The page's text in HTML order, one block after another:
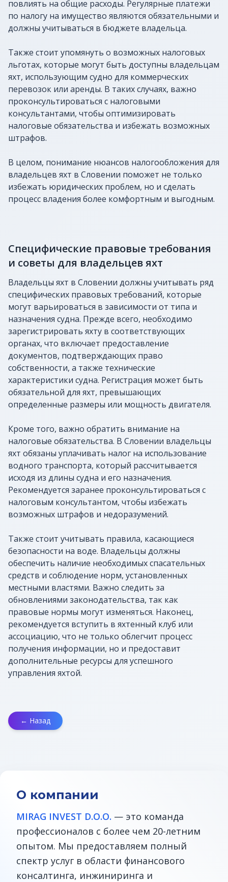
повлиять на общие расходы. Регулярные платежи
по налогу на имущество являются обязательными и
должны учитываться в бюджете владельца.
Также стоит упомянуть о возможных налоговых
льготах, которые могут быть доступны владельцам
яхт, использующим судно для коммерческих
перевозок или аренды. В таких случаях, важно
проконсультироваться с налоговыми
консультантами, чтобы оптимизировать
налоговые обязательства и избежать возможных
штрафов.
В целом, понимание нюансов налогообложения для
владельцев яхт в Словении поможет не только
избежать юридических проблем, но и сделать
процесс владения более комфортным и выгодным.
Специфические правовые требования
и советы для владельцев яхт
Владельцы яхт в Словении должны учитывать ряд
специфических правовых требований, которые
могут варьироваться в зависимости от типа и
назначения судна. Прежде всего, необходимо
зарегистрировать яхту в соответствующих
органах, что включает предоставление
документов, подтверждающих право
собственности, а также технические
характеристики судна. Регистрация может быть
обязательной для яхт, превышающих
определенные размеры или мощность двигателя.
Кроме того, важно обратить внимание на
налоговые обязательства. В Словении владельцы
яхт обязаны уплачивать налог на использование
водного транспорта, который рассчитывается
исходя из длины судна и его назначения.
Рекомендуется заранее проконсультироваться с
налоговым консультантом, чтобы избежать
возможных штрафов и недоразумений.
Также стоит учитывать правила, касающиеся
безопасности на воде. Владельцы должны
обеспечить наличие необходимых спасательных
средств и соблюдение норм, установленных
местными властями. Важно следить за
обновлениями законодательства, так как
правовые нормы могут изменяться. Наконец,
рекомендуется вступить в яхтенный клуб или
ассоциацию, что не только облегчит процесс
получения информации, но и предоставит
дополнительные ресурсы для успешного
управления яхтой.
← Назад
О компании
MIRAG INVEST D.O.O. — это команда
профессионалов с более чем 20-летним
опытом. Мы предоставляем полный
спектр услуг в области финансового
консалтинга, инжиниринга и